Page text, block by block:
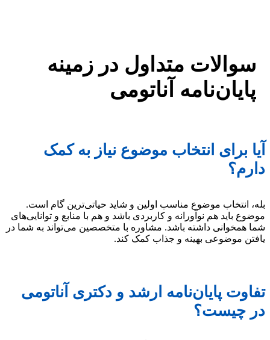
سوالات متداول در زمینه
پایان‌نامه آناتومی
آیا برای انتخاب موضوع نیاز به کمک
دارم؟
بله، انتخاب موضوع مناسب اولین و شاید حیاتی‌ترین گام است.
موضوع باید هم نوآورانه و کاربردی باشد و هم با منابع و توانایی‌های
شما همخوانی داشته باشد. مشاوره با متخصصین می‌تواند به شما در
یافتن موضوعی بهینه و جذاب کمک کند.
تفاوت پایان‌نامه ارشد و دکتری آناتومی
در چیست؟